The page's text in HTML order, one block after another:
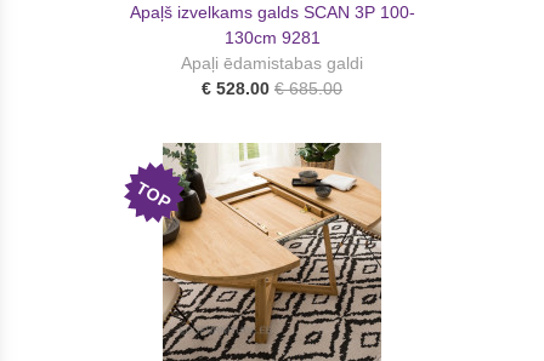
Apaļš izvelkams galds SCAN 3P 100-
130cm 9281
Apaļi ēdamistabas galdi
€ 528.00 € 685.00
TOP